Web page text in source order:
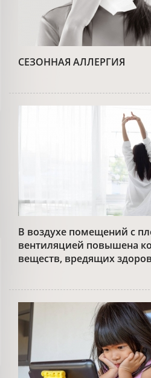
СЕЗОННАЯ АЛЛЕРГИЯ
В воздухе помещений с
вентиляцией повышена
веществ, вредящих